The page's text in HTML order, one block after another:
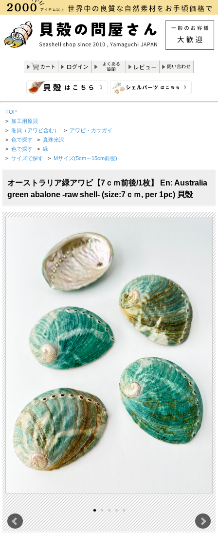
TOP
> 加工用原貝
> 巻貝（アワビ含む） > アワビ・カサガイ
> 色で探す > 真珠光沢
> 色で探す > 緑
> サイズで探す > Mサイズ(5cm～15cm前後)
オーストラリア緑アワビ【7ｃｍ前後/1枚】 En: Australia
green abalone -raw shell- (size:7ｃｍ, per 1pc) 貝殻